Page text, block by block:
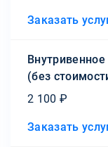
Заказать
(без
2 100 ₽
Заказать